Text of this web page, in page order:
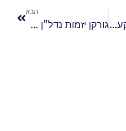
ניצנים בניין והשקעות
הבא
גורקן יזמות נדל"ן – זווית על דרום תל אביב – מוריס גורקן